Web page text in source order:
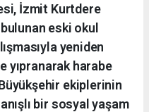
İzmit Kurtdere
eski okul
yeniden
yıpranarak harabe
ekiplerinin
bir sosyal yaşam